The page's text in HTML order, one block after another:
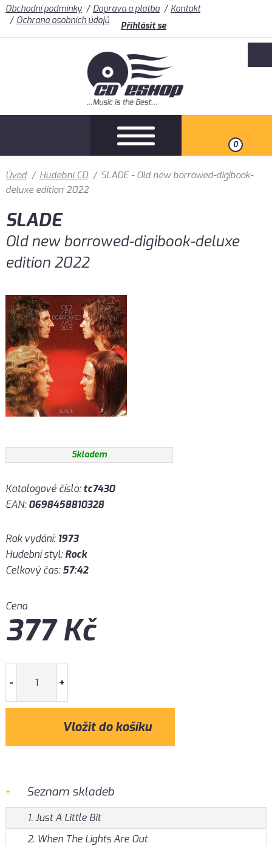
Obchodní podmínky Doprava a platba
Kontakt
Ochrana osobních údajů
Přihlásit se
0
Úvod / Hudební CD / SLADE - Old new borrowed-digibook-
deluxe edition 2022
SLADE
Old new borrowed-digibook-deluxe
edition 2022
Skladem
Katalogové číslo:tc7430
EAN:0698458810328
Rok vydání: 1973
Hudební styl:Rock
Celkový čas:57:42
Cena
377Kč
- +
Seznam skladeb
1. Just A Little Bit
2. When The Lights Are Out